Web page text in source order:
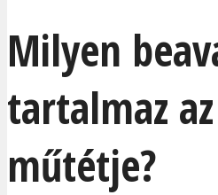
Milyen
tartalmaz
műtétje?